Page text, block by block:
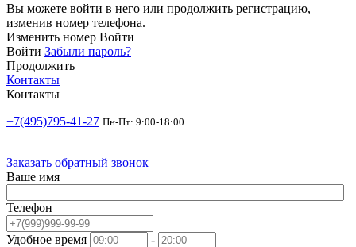
Вы можете войти в него или продолжить регистрацию,
изменив номер телефона.
Изменить номер Войти
Войти Забыли пароль?
Продолжить
Контакты
Контакты
+7(495)795-41-27 Пн-Пт: 9:00-18:00
Заказать обратный звонок
Ваше имя
Телефон
Удобное время
-